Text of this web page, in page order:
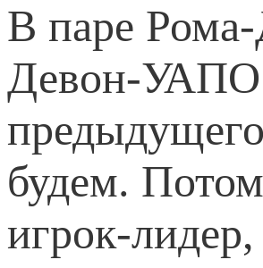
В паре Рома-
Девон-УАПО.
будем.
игрок-